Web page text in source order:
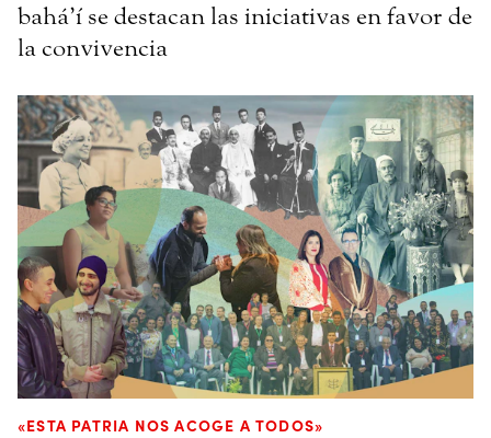
bahá’í se destacan las iniciativas en favor de
la convivencia
«ESTA PATRIA NOS ACOGE A TODOS»